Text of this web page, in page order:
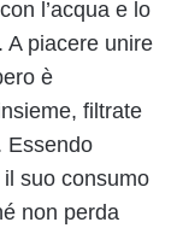
l’acqua e lo
A piacere unire
è
filtrate
Essendo
suo consumo
non perda